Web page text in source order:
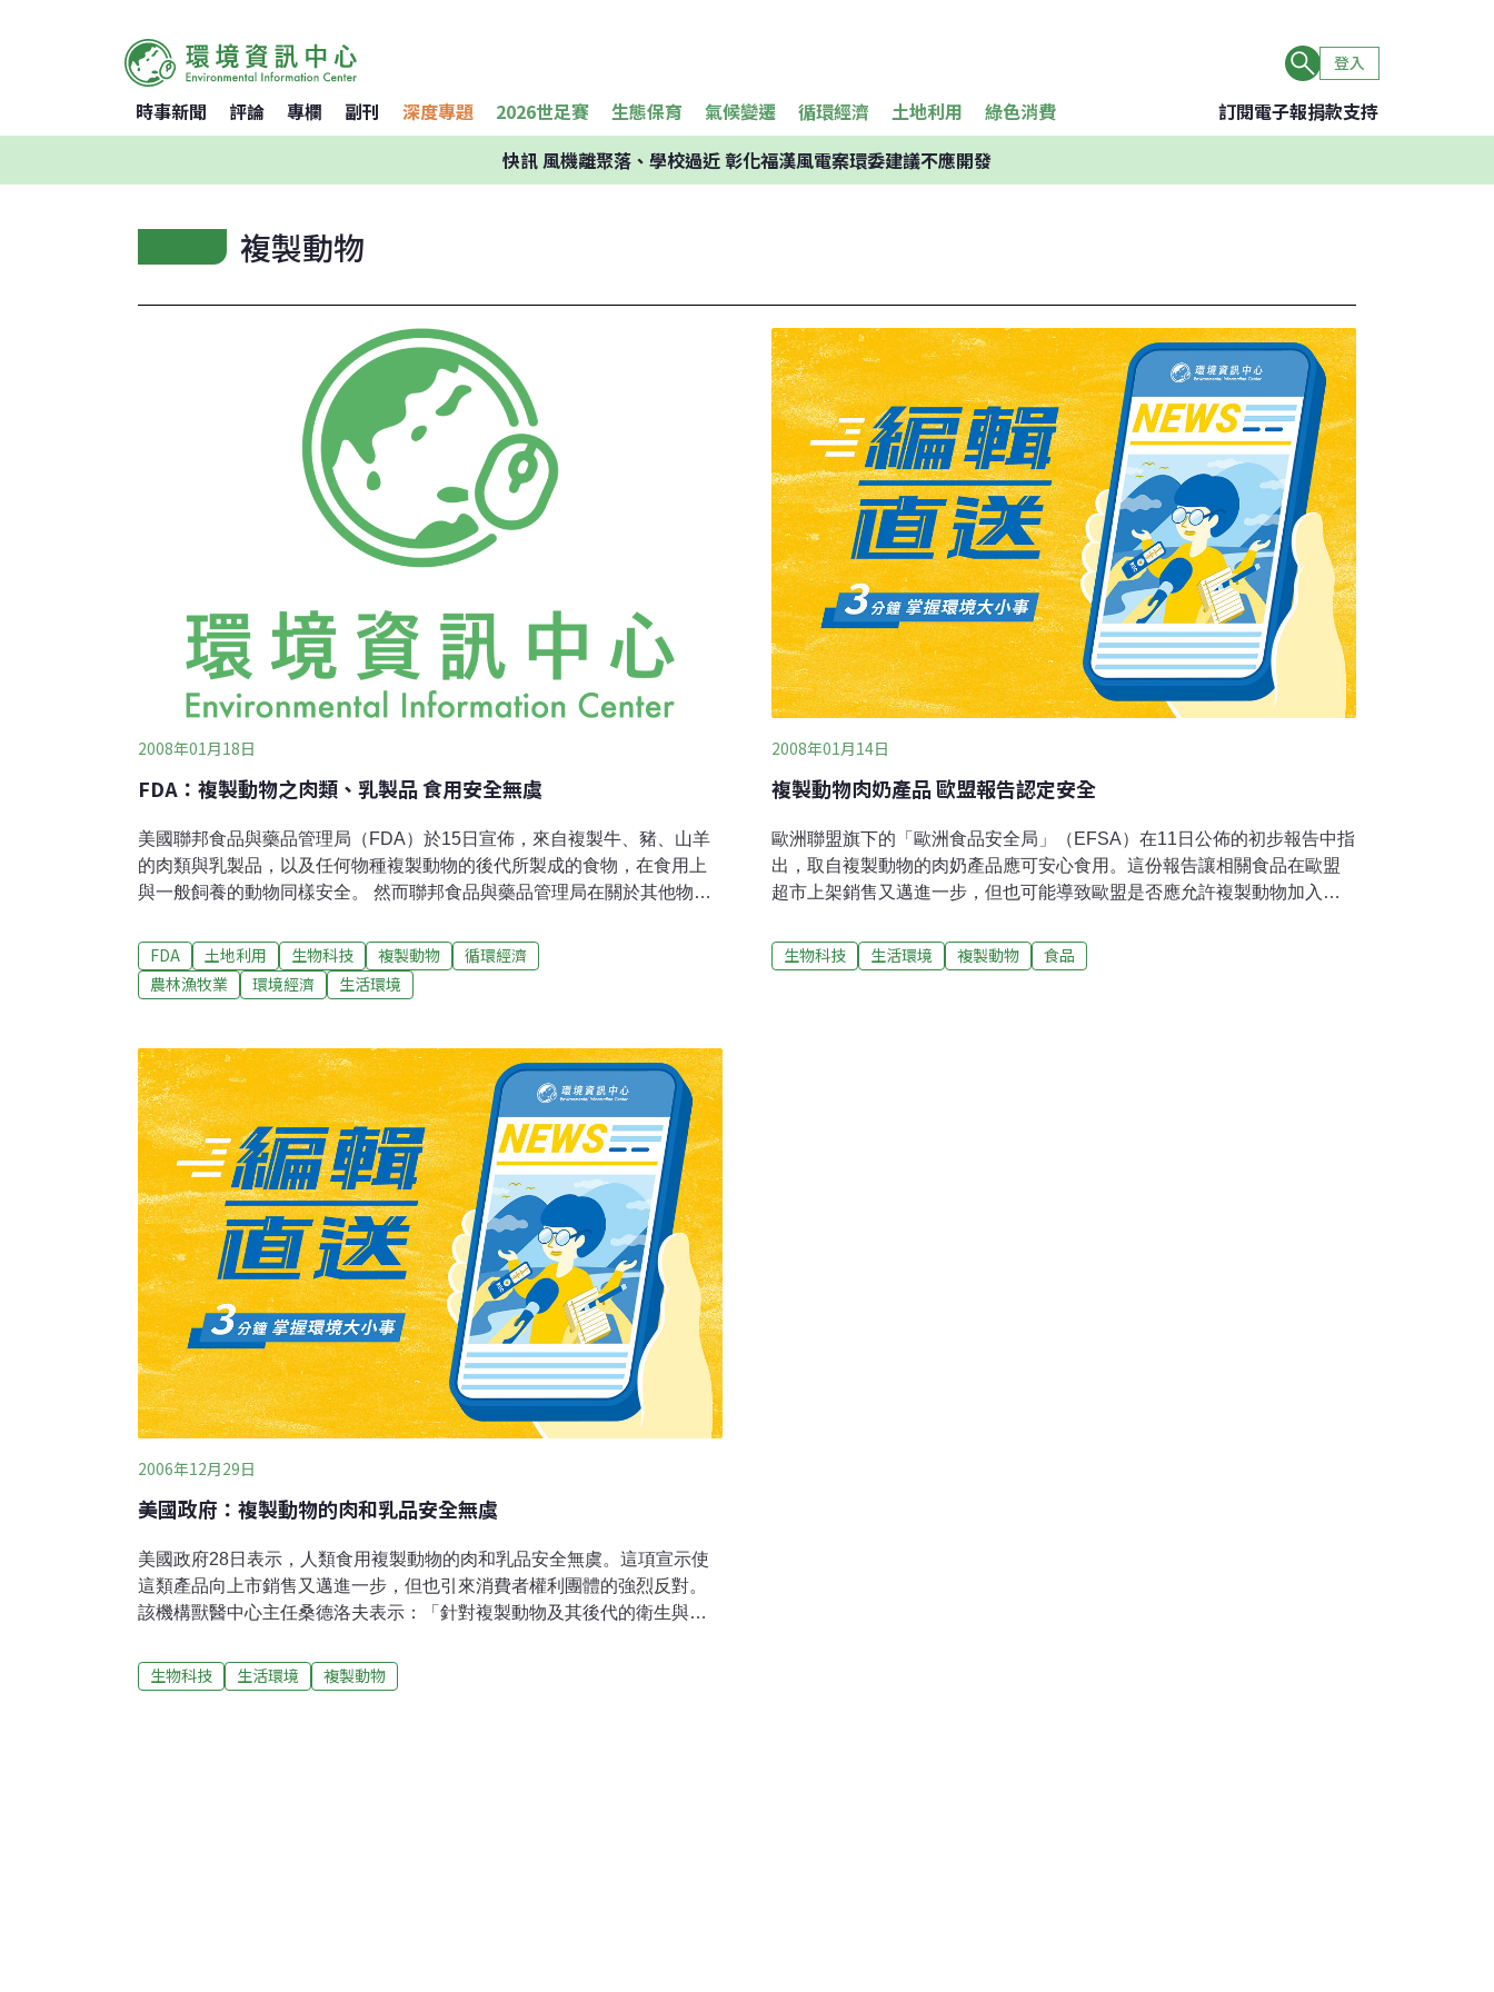
登入
時事新聞 評論 專欄 副刊 深度專題 2026世足賽 生態保育 氣候變遷 循環經濟 土地利用 綠色消費 訂閱電子報捐款支持
快訊風機離聚落、學校過近 彰化福漢風電案環委建議不應開發
複製動物
2008年01月18日
FDA：複製動物之肉類、乳製品 食用安全無虞
美國聯邦食品與藥品管理局（FDA）於15日宣佈，來自複製牛、豬、山羊
的肉類與乳製品，以及任何物種複製動物的後代所製成的食物，在食用上
與一般飼養的動物同樣安全。 然而聯邦食品與藥品管理局在關於其他物
國政府的這項決議引起各界的批評聲浪，如肉品工業、農民、動物保育團
體與部分立法者。 獸醫學博士、同時任職於隸屬FDA之食品安全暨應用營
養中心主任桑德洛夫(Stephen Sundlof)表示，「自從複製動物相關文件草
是，來自牛、豬、羊等複製動物的肉類製品與奶製品，與一般動物同樣食
用無虞。這項再一次的評估，並強化了我們在食品安全上所得出的結
論。」 食品安全暨應用營養中心補充說明，「基因複製並不等同於有關
DNA的改造、增加或移除等的基因工程，基因的複製也不會對基因產生改
變。」
FDA 土地利用 生物科技 複製動物
循環經濟
農林漁牧業
環境經濟 生活環境
2008年01月14日
複製動物肉奶產品 歐盟報告認定安全
歐洲聯盟旗下的「歐洲食品安全局」（EFSA）在11日公佈的初步報告中指
出，取自複製動物的肉奶產品應可安心食用。這份報告讓相關食品在歐盟
超市上架銷售又邁進一步，但也可能導致歐盟是否應允許複製動物加入食
物對食品安全、動物健康、動物福祉與歐盟環境的可能影響。EFSA在自家
網站上首次刊登其看法，表示：「就食品安全而言，以複製動物及其後代
生物科技 生活環境 複製動物 食品
2006年12月29日
美國政府：複製動物的肉和乳品安全無虞
美國政府28日表示，人類食用複製動物的肉和乳品安全無虞。這項宣示使
這類產品向上市銷售又邁進一步，但也引來消費者權利團體的強烈反對。
該機構獸醫中心主任桑德洛夫表示：「針對複製動物及其後代的衛生與食
與其他研究報告後，已草擬風險評估報告，判定複製動物及其後代的肉和
乳品與我們每天食用的食物一樣安全。與美國農業界目前使用的其他輔助
生物科技 生活環境 複製動物